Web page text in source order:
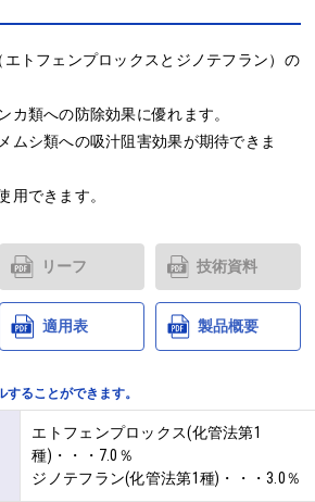
トフェンプロックスとジノテフラン）の
類への防除効果に優れます。
ムシ類への吸汁阻害効果が期待できま
用できます。
リーフ 技術資料
適用表 製品概要
ることができます。
エトフェンプロックス(化管法第1
種)・・・7.0％
ジノテフラン(化管法第1種)・・・3.0％